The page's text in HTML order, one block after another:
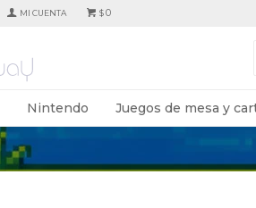
Nintendo Juegos de mesa y
$0